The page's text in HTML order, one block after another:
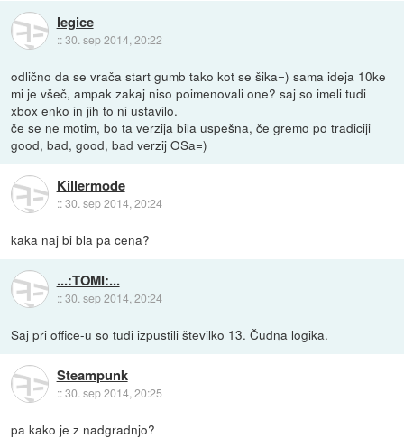
legice
::30. sep 2014, 20:22
odlično da se vrača start gumb tako kot se šika=) sama ideja 10ke
mi je všeč, ampak zakaj niso poimenovali one? saj so imeli tudi
xbox enko in jih to ni ustavilo.
če se ne motim, bo ta verzija bila uspešna, če gremo po tradiciji
good, bad, good, bad verzij OSa=)
Killermode
::30. sep 2014, 20:24
kaka naj bi bla pa cena?
...:TOMI:...
::30. sep 2014, 20:24
Saj pri office-u so tudi izpustili številko 13. Čudna logika.
Steampunk
::30. sep 2014, 20:25
pa kako je z nadgradnjo?